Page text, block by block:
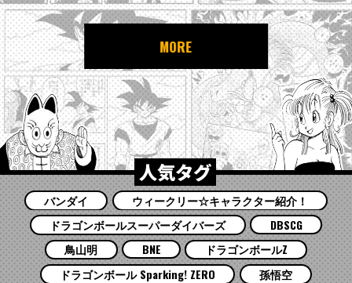
MORE
人気タグ
バンダイ
ウィークリー☆キャラクター紹介！
ドラゴンボールスーパーダイバーズ
DBSCG
鳥山明
BNE
ドラゴンボールZ
ドラゴンボール Sparking! ZERO
孫悟空